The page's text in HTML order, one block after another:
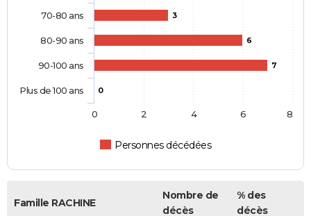
3
6
7
0
Personnes décédées
70-80 ans
80-90 ans
90-100 ans
Plus de 100 ans
0 2 4 6 8
Famille RACHINE
Nombre de
décès
% des
décès